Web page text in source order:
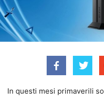
In questi mesi primaverili